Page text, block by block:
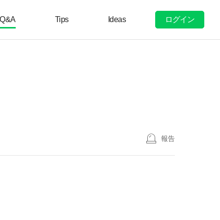
Q&A Tips Ideas ログイン
報告